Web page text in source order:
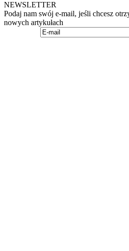
NEWSLETTER
Podaj nam swój e-mail, jeśli chcesz
nowych artykułach